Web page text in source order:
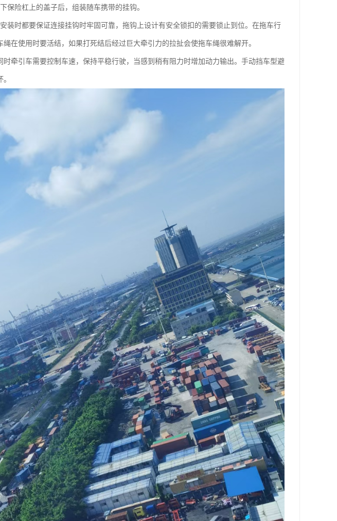
保险杠上的盖子后，组装随车携带的挂钩。
装时都要保证连接挂钩时牢固可靠，拖钩上设计有安全锁扣的需要锁止到位。在拖车行
在使用时要活结，如果打死结后经过巨大牵引力的拉扯会使拖车绳很难解开。
牵引车需要控制车速，保持平稳行驶，当感到稍有阻力时增加动力输出。手动挡车型避